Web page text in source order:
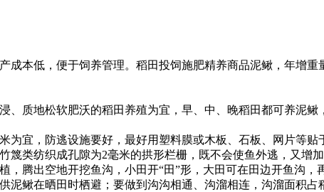
成本低，便于饲养管理。稻田投饲施肥精养商品泥鳅，年增重
、质地松软肥沃的稻田养殖为宜，早、中、晚稻田都可养泥
为宜，防逃设施要好，最好用塑料膜或木板、石板、网片等
篾类纺织成孔隙为2毫米的拱形栏栅，既不会使鱼外逃，又增
，腾出空地开挖鱼沟，小田开“田”形，大田可在田边开鱼沟，
泥鳅在晒田时栖避；要做到沟沟相通、沟溜相连，沟溜面积占